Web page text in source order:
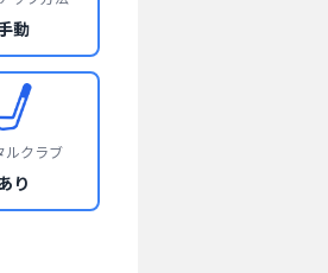
動
ルクラブ
り